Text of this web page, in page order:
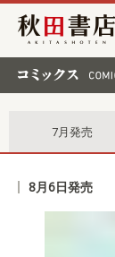
秋田書店
7月発売
8月6日発売